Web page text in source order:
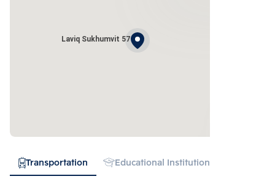
Laviq Sukhumvit 57
Transportation Educational Institution